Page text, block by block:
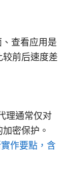
查看应用是
前后速度差
理通常仅对
密保护。
作要點，含